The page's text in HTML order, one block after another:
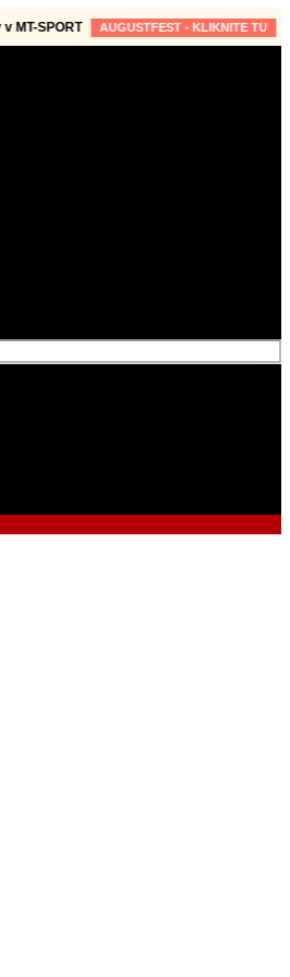
AUGUSTFEST - KLIKNITE TU